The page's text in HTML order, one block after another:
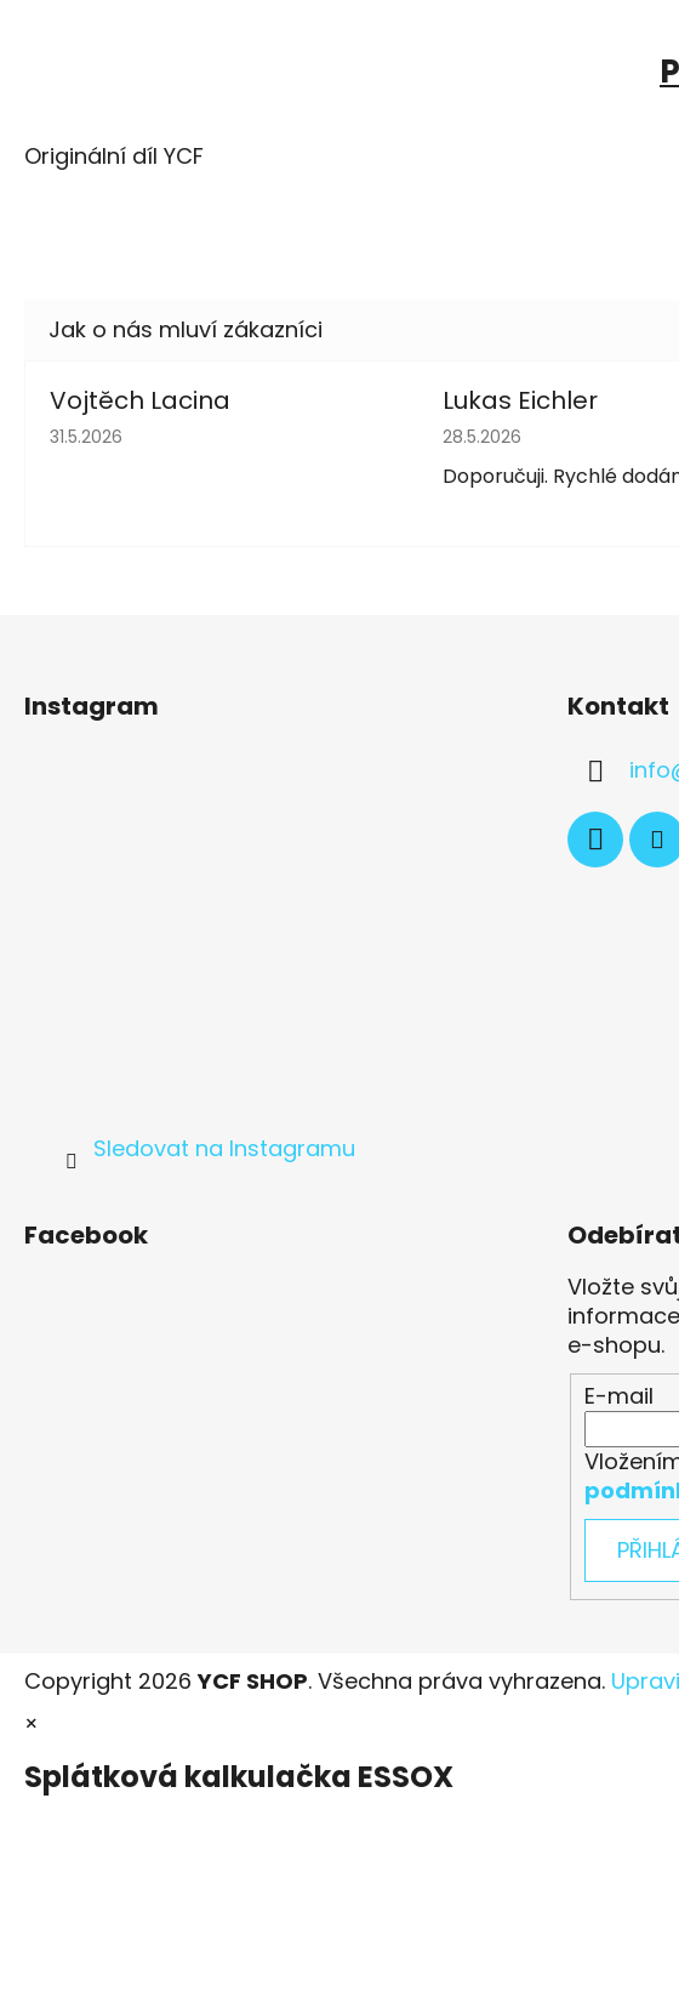
Originální díl YCF
Vojtěch Lacina
Hodnocení obchodu je 5 z 5 hvězdiček.
31.5.2026
Lukas Eichler
Hodnocení obchodu je 5
28.5.2026
Doporučuji. Rychlé
Instagram
Sledovat na Instagramu
Kontakt
info
Facebook
Vložte
e-shopu.
E-mail
Copyright 2026YCF SHOP. Všechna práva vyhrazena.
×
Splátková kalkulačka ESSOX